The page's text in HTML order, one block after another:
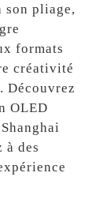
son pliage,
formats
créativité
Découvrez
OLED
des